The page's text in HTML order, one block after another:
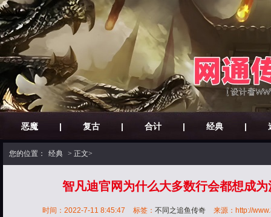
恶魔 | 复古 | 合计 | 经典 |
您的位置： 经典 > 正文>
智凡迪官网为什么大多数行会都想成
时间：2022-7-11 8:45:47 标签： 不同之追鱼传奇 来源：http://